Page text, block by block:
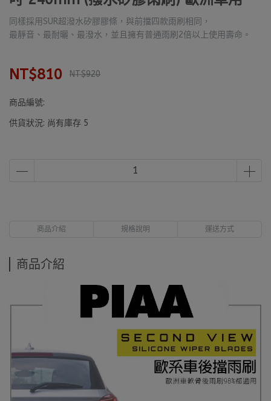
同樣採用SUR超潑水矽膠膠條，與前擋四款雨刷相同，
最靜音、最耐曬、最潑水，並且擁有普通雨刷2倍以上使用壽命。
NT$810 NT$920
商品編號:
供貨狀況: 尚有庫存 5
商品介紹 規格說明 運送方式
商品介紹